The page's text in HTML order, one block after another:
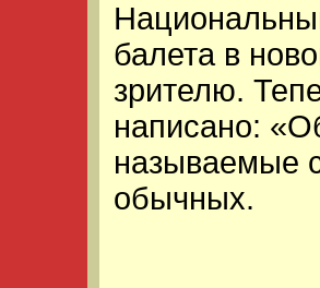
балета в
зрителю.
написано:
называемые
обычных.